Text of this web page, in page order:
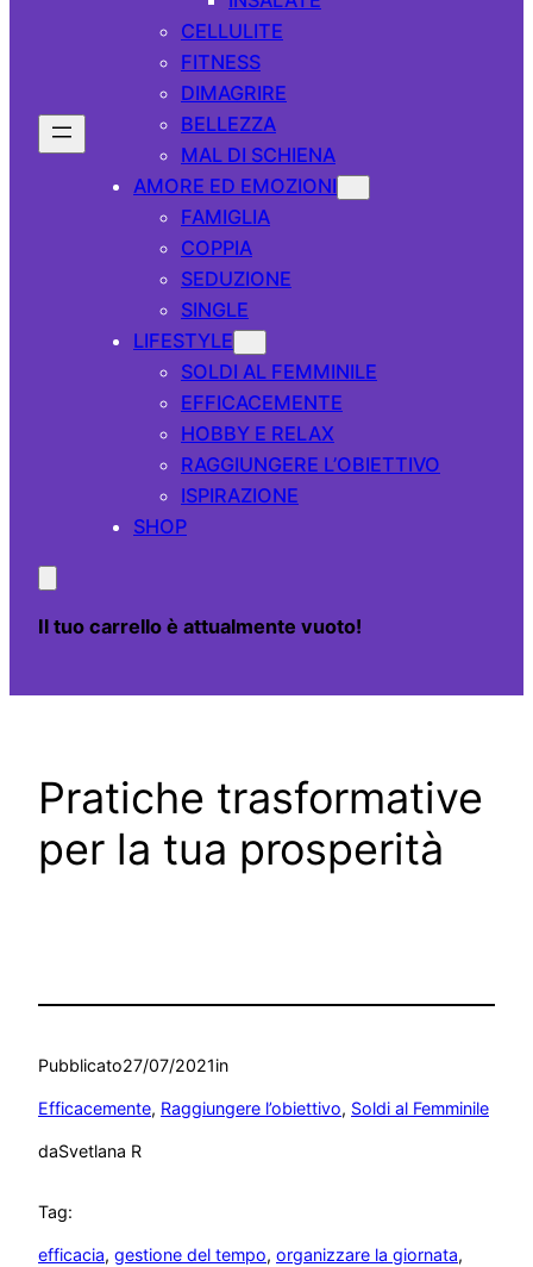
CELLULITE
FITNESS
DIMAGRIRE
BELLEZZA
MAL DI SCHIENA
AMORE ED EMOZIONI
FAMIGLIA
COPPIA
SEDUZIONE
SINGLE
LIFESTYLE
SOLDI AL FEMMINILE
EFFICACEMENTE
HOBBY E RELAX
RAGGIUNGERE L’OBIETTIVO
ISPIRAZIONE
SHOP
Il tuo carrello è attualmente vuoto!
Pratiche trasformative
per la tua prosperità
Pubblicato27/07/2021in
Efficacemente, Raggiungere l’obiettivo, Soldi al Femminile
daSvetlana R
Tag:
efficacia, gestione del tempo, organizzare la giornata